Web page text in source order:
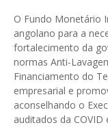
O Fundo Monetário
angolano para a
fortalecimento da
normas Anti-
Financiamento do
empresarial e
aconselhando o
auditados da